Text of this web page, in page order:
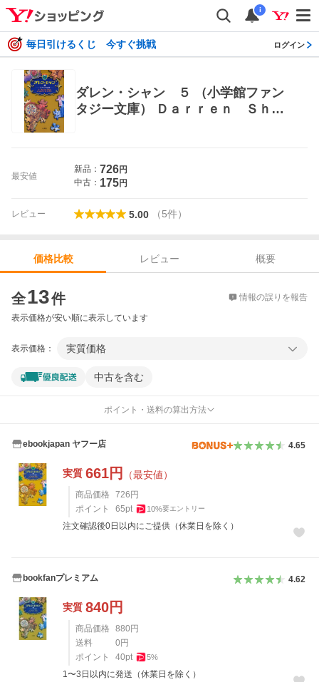
i
毎日引けるくじ 今すぐ挑戦 ログイン
ダレン・シャン ５ （小学館ファン
タジー文庫） Ｄａｒｒｅｎ Ｓｈａ
最安値
新品： 726円
中古： 175円
レビュー 5.00 （5件）
価格比較 レビュー
概要
全13件 情報の誤りを報告
表示価格が安い順に表示しています
表示価格： 実質価格
中古を含む
ポイント・送料の算出方法
ebookjapan ヤフー店 4.65
実質 661円 （最安値）
商品価格 726 円
ポイント
65pt 10%要エントリー
注文確認後0日以内にご提供（休業日を除く）
bookfanプレミアム 4.62
実質 840円
商品価格 880 円
送料
0 円
ポイント
40pt 5%
1〜3日以内に発送（休業日を除く）